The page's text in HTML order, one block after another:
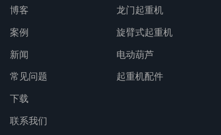
博客
案例
新闻
常见问题
下载
联系我们
龙门起重机
旋臂式起重机
电动葫芦
起重机配件